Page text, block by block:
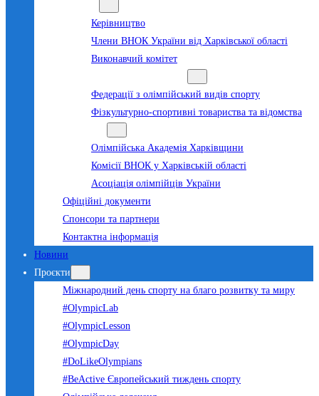
Керівництво
Члени ВНОК України від Харківської області
Виконавчий комітет
Федерації з олімпійський видів спорту
Фізкультурно-спортивні товариства та відомства
Олімпійська Академія Харківщини
Комісії ВНОК у Харківській області
Асоціація олімпійців України
Офіційні документи
Спонсори та партнери
Контактна інформація
Новини
Проєкти
Міжнародний день спорту на благо розвитку та миру
#OlympicLab
#OlympicLesson
#OlympicDay
#DoLikeOlympians
#BeActive Європейський тиждень спорту